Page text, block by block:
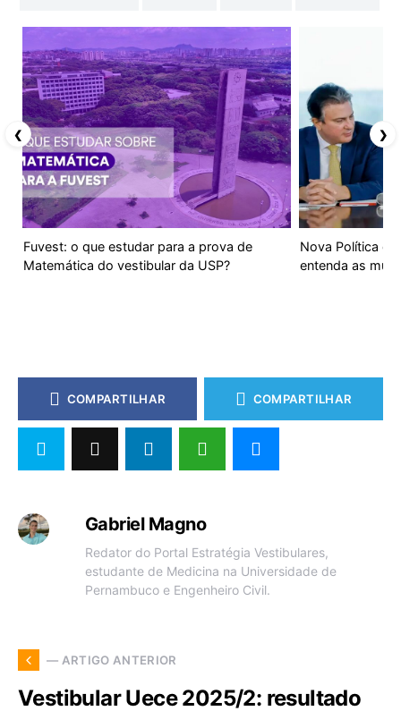
Fuvest: o que estudar para a prova de
Matemática do vestibular da USP?
Nova Política
entenda as
❮ ❯
COMPARTILHAR COMPARTILHAR
Gabriel Magno
Redator do Portal Estratégia Vestibulares,
estudante de Medicina na Universidade de
Pernambuco e Engenheiro Civil.
— ARTIGO ANTERIOR
Vestibular Uece 2025/2: resultado